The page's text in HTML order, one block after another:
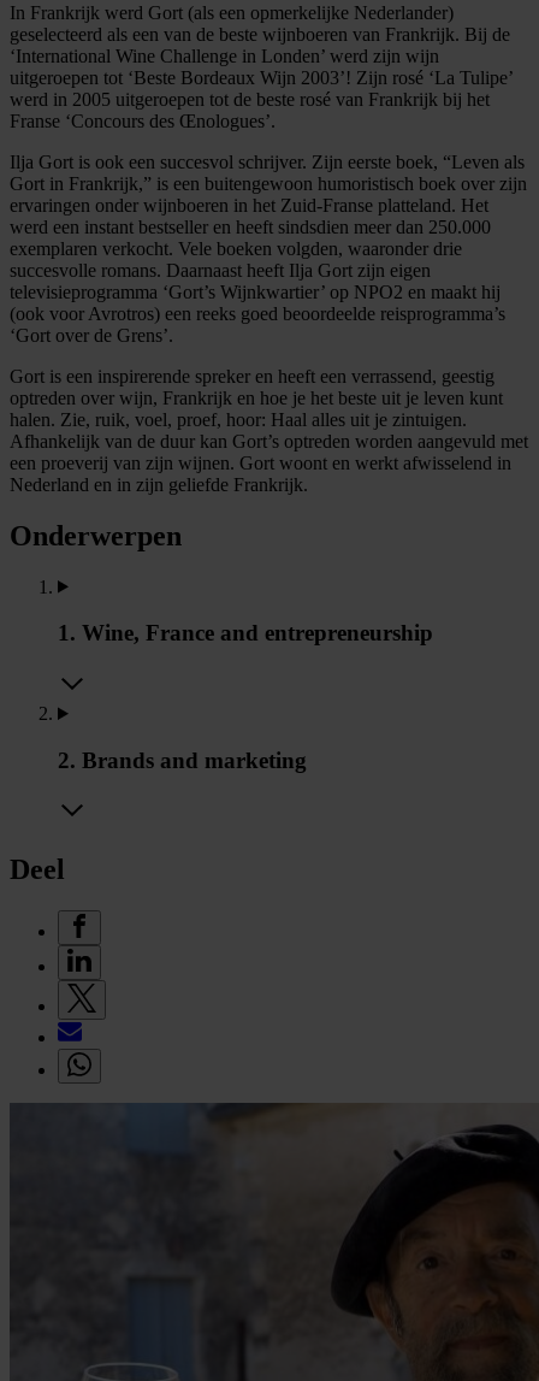
In Frankrijk werd Gort (als een opmerkelijke Nederlander)
geselecteerd als een van de beste wijnboeren van Frankrijk. Bij de
‘International Wine Challenge in Londen’ werd zijn wijn
uitgeroepen tot ‘Beste Bordeaux Wijn 2003’! Zijn rosé ‘La Tulipe’
werd in 2005 uitgeroepen tot de beste rosé van Frankrijk bij het
Franse ‘Concours des Œnologues’.
Ilja Gort is ook een succesvol schrijver. Zijn eerste boek, “Leven als
Gort in Frankrijk,” is een buitengewoon humoristisch boek over zijn
ervaringen onder wijnboeren in het Zuid-Franse platteland. Het
werd een instant bestseller en heeft sindsdien meer dan 250.000
exemplaren verkocht. Vele boeken volgden, waaronder drie
succesvolle romans. Daarnaast heeft Ilja Gort zijn eigen
televisieprogramma ‘Gort’s Wijnkwartier’ op NPO2 en maakt hij
(ook voor Avrotros) een reeks goed beoordeelde reisprogramma’s
‘Gort over de Grens’.
Gort is een inspirerende spreker en heeft een verrassend, geestig
optreden over wijn, Frankrijk en hoe je het beste uit je leven kunt
halen. Zie, ruik, voel, proef, hoor: Haal alles uit je zintuigen.
Afhankelijk van de duur kan Gort’s optreden worden aangevuld met
een proeverij van zijn wijnen. Gort woont en werkt afwisselend in
Nederland en in zijn geliefde Frankrijk.
Onderwerpen
1. Wine, France and entrepreneurship
2. Brands and marketing
Deel